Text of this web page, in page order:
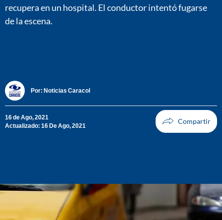
recupera en un hospital. El conductor intentó fugarse
de la escena.
Por: Noticias Caracol
16 de Ago, 2021
Actualizado: 16 De Ago, 2021